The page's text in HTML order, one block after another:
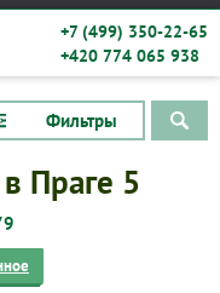
+7 (499) 350-22-65
+420 774 065 938
Фильтры
Праге 5